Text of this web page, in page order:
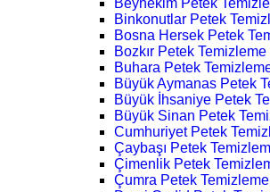
Beyhekim Petek
Binkonutlar Petek
Bosna Hersek Petek
Bozkır Petek Temizleme
Buhara Petek
Büyük Aymanas Petek
Büyük İhsaniye Petek
Büyük Sinan Petek
Cumhuriyet Petek
Çaybaşı Petek
Çimenlik Petek
Çumra Petek Temizleme